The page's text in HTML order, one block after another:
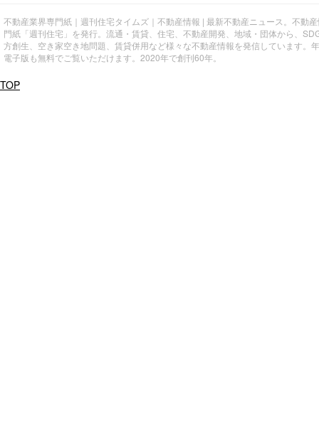
不動産業界専門紙｜週刊住宅タイムズ｜不動産情報 | 最新不動産ニュース。不動
門紙「週刊住宅」を発行。流通・賃貸、住宅、不動産開発、地域・団体から、
方創生、空き家空き地問題、賃貸併用など様々な不動産情報を発信しています。
電子版も無料でご覧いただけます。2020年で創刊60年。
TOP